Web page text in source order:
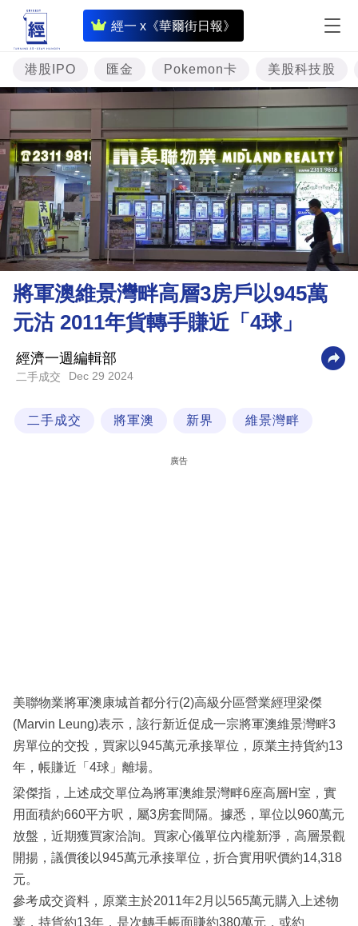
經一 x《華爾街日報》
即
時
財
經
專
題
投
資
樓
市
理
財
商
業
科
區
港股IPO 匯金 Pokemon卡 美股科技股
將軍澳維景灣畔高層3房戶以945萬
元沽 2011年貨轉手賺近「4球」
經濟一週編輯部
二手成交 Dec 29 2024
二手成交 將軍澳 新界 維景灣畔
廣告
美聯物業將軍澳康城首都分行(2)高級分區營業經理梁傑
(Marvin Leung)表示，該行新近促成一宗將軍澳維景灣畔3
房單位的交投，買家以945萬元承接單位，原業主持貨約13
年，帳賺近「4球」離場。
梁傑指，上述成交單位為將軍澳維景灣畔6座高層H室，實
用面積約660平方呎，屬3房套間隔。據悉，單位以960萬元
放盤，近期獲買家洽詢。買家心儀單位內櫳新淨，高層景觀
開揚，議價後以945萬元承接單位，折合實用呎價約14,318
元。
參考成交資料，原業主於2011年2月以565萬元購入上述物
業，持貨約13年，是次轉手帳面賺約380萬元，或約